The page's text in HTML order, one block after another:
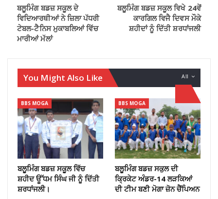
ਬਲੂਮਿੰਗ ਬਡਜ਼ ਸਕੂਲ ਦੇ
ਵਿਦਿਆਰਥੀਆਂ ਨੇ ਜ਼ਿਲਾ ਪੱਧਰੀ
ਟੇਬਲ-ਟੈਨਿਸ ਮੁਕਾਬਲਿਆਂ ਵਿੱਚ
ਮਾਰੀਆਂ ਮੱਲਾਂ
ਬਲੂਮਿੰਗ ਬਡਜ਼ ਸਕੂਲ ਵਿਖੇ 24ਵੇਂ
ਕਾਰਗਿਲ ਵਿਜੈ ਦਿਵਸ ਮੌਕੇ
ਸ਼ਹੀਦਾਂ ਨੂੰ ਦਿੱਤੀ ਸ਼ਰਧਾਂਜਲੀ
All
You Might Also Like
BBS MOGA
ਬਲੂਮਿੰਗ ਬਡਜ਼ ਸਕੂਲ ਵਿੱਚ
ਸ਼ਹੀਦ ਊੱਧਮ ਸਿੰਘ ਜੀ ਨੂੰ ਦਿੱਤੀ
ਸ਼ਰਧਾਂਜਲੀ।
BBS MOGA
ਬਲੂਮਿੰਗ ਬਡਜ਼ ਸਕੁਲ ਦੀ
ਕ੍ਰਿਕੇਟ ਅੰਡਰ-14 ਲੜਕਿਆਂ
ਦੀ ਟੀਮ ਬਣੀ ਮੋਗਾ ਜ਼ੋਨ ਚੈਂਪਿਅਨ